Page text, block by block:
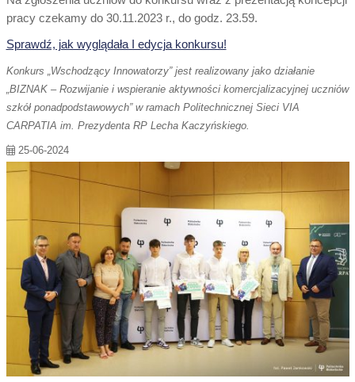
pracy czekamy do 30.11.2023 r., do godz. 23.59.
Sprawdź, jak wyglądała I edycja konkursu!
Konkurs „Wschodzący Innowatorzy” jest realizowany jako działanie
„BIZNAK – Rozwijanie i wspieranie aktywności komercjalizacyjnej uczniów
szkół ponadpodstawowych” w ramach Politechnicznej Sieci VIA
CARPATIA im. Prezydenta RP Lecha Kaczyńskiego.
25-06-2024